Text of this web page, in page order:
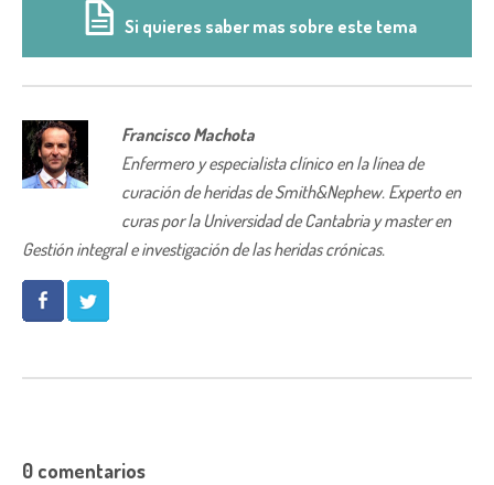
Si quieres saber mas sobre este tema
Francisco Machota
Enfermero y especialista clínico en la línea de
curación de heridas de Smith&Nephew. Experto en
curas por la Universidad de Cantabria y master en
Gestión integral e investigación de las heridas crónicas.
0 comentarios